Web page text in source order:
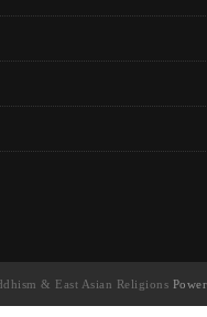
& East Asian Religions